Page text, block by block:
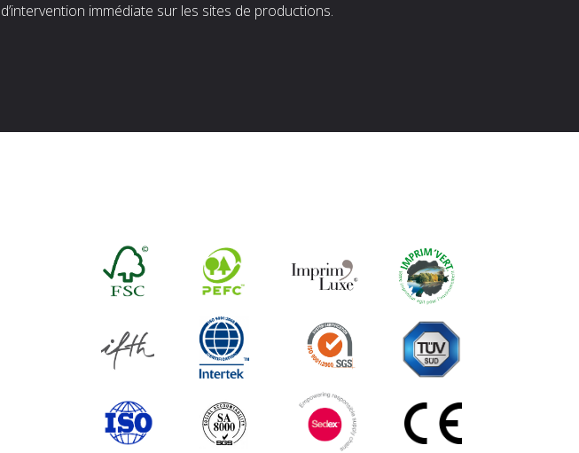
d’intervention immédiate sur les sites de productions.